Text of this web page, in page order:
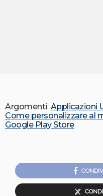
Argomenti Applicazioni
Come personalizzare al
Google Play Store